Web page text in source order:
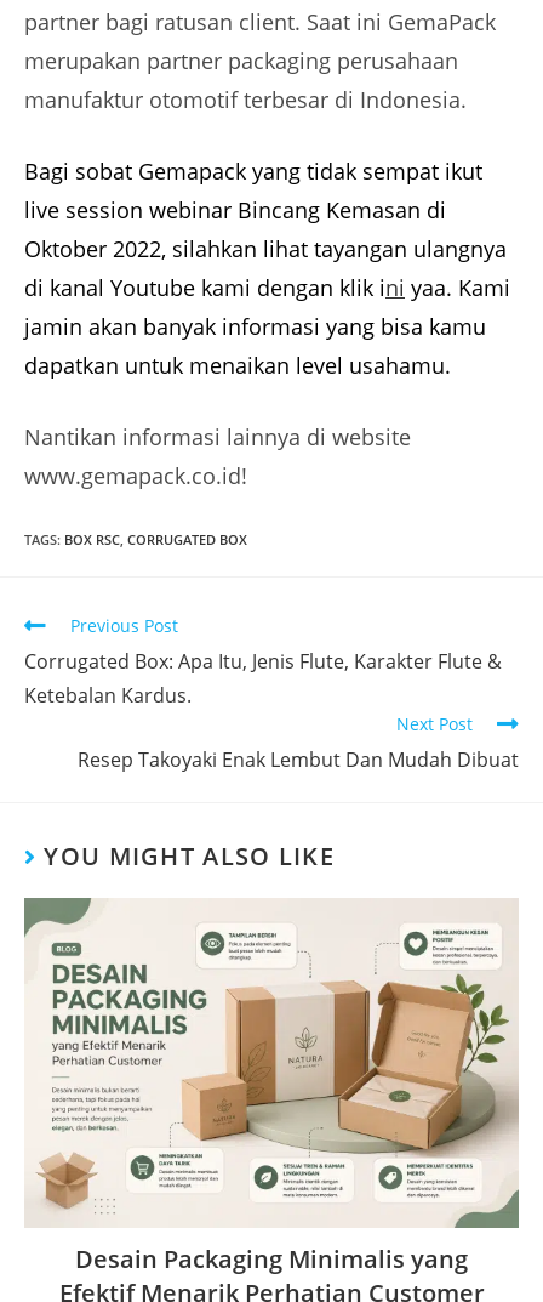
partner bagi ratusan client. Saat ini GemaPack
merupakan partner packaging perusahaan
manufaktur otomotif terbesar di Indonesia.
Bagi sobat Gemapack yang tidak sempat ikut
live session webinar Bincang Kemasan di
Oktober 2022, silahkan lihat tayangan ulangnya
di kanal Youtube kami dengan klik ini yaa. Kami
jamin akan banyak informasi yang bisa kamu
dapatkan untuk menaikan level usahamu.
Nantikan informasi lainnya di website
www.gemapack.co.id!
TAGS: BOX RSC, CORRUGATED BOX
Previous Post
Corrugated Box: Apa Itu, Jenis Flute, Karakter Flute &
Ketebalan Kardus.
Next Post
Resep Takoyaki Enak Lembut Dan Mudah Dibuat
YOU MIGHT ALSO LIKE
Desain Packaging Minimalis yang
Efektif Menarik Perhatian Customer